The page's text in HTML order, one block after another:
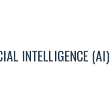
INTELLIGENCE (AI)